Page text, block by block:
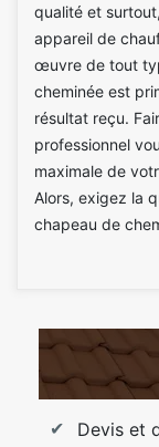
qualité et
appareil de
œuvre de tout
cheminée est
résultat reçu.
professionnel
maximale de
Alors, exigez la
chapeau de
Devis et